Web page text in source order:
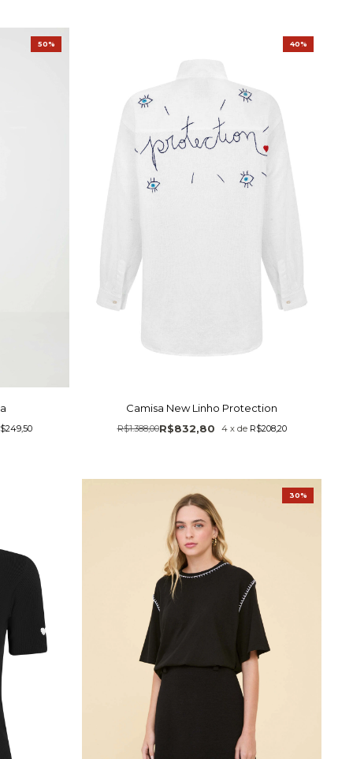
50%
Camisa New Linho Protection
R$832,80
R$1.388,00 4 x de R$208,20
40%
30%